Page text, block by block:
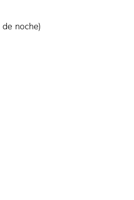
noche)